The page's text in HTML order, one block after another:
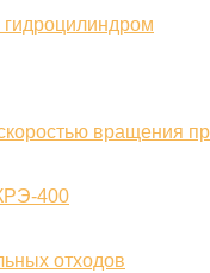
вращения
400
отходов